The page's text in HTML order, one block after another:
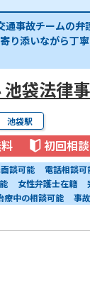
通事故チームの弁
り添いながら丁
袋法律
池袋駅
初回相
談可能
電話相談可
女性弁護士在籍
療中の相談可能
事